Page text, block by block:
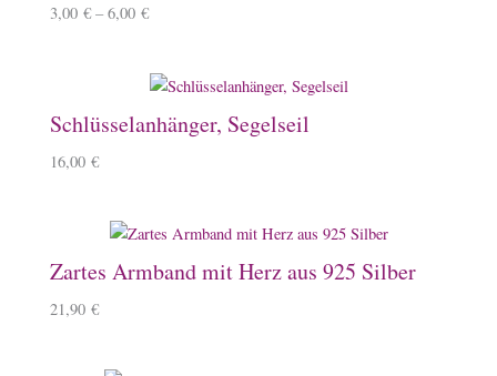
3,00 € –6,00 €
Schlüsselanhänger, Segelseil
16,00 €
Zartes Armband mit Herz aus 925 Silber
21,90 €